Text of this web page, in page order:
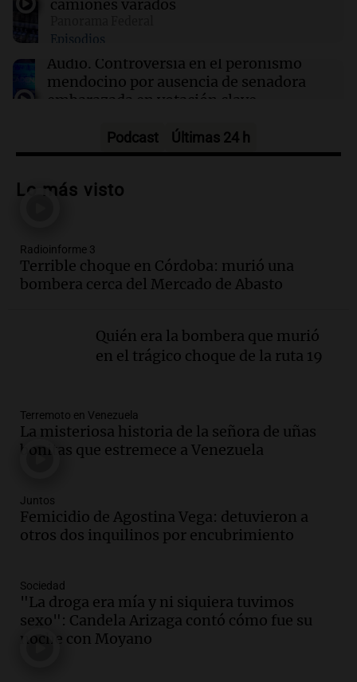
Fieles celebran a San Cayetano en Córdoba
pidiendo pan, paz y trabajo
camiones varados
Episodios
Audio. Controversia en el peronismo
mendocino por ausencia de senadora
embarazada en votación clave
Audio.Mateo Bouniba, joven de Villa
en Estados Unidos
Audio.Fieles celebran a San Cayetano
en Córdoba pidiendo pan, paz y trabajo
Día Internacional de la Cerveza:
mitos, secretos y el desafío de producir
Episodios
Audio.Tucumán enfrenta un equilibrio
financiero precario debido a la caída del
Panorama Federal
Episodios
Audio.La calidad del empleo en
en un contexto de crisis económica
Panorama Federal
Episodios
Audio. Audiencia por tragedia vial en
Podcast Últimas 24 h
Lo más visto
Radioinforme 3
Terrible choque en Córdoba: murió una
bombera cerca del Mercado de Abasto
Quién era la bombera que murió
en el trágico choque de la ruta 19
Terremoto en Venezuela
La misteriosa historia de la señora de uñas
bonitas que estremece a Venezuela
Juntos
Femicidio de Agostina Vega: detuvieron a
otros dos inquilinos por encubrimiento
Sociedad
"La droga era mía y ni siquiera tuvimos
sexo": Candela Arizaga contó cómo fue su
noche con Moyano